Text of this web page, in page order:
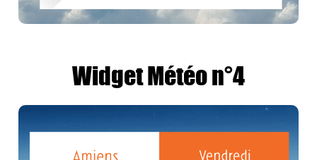
Widget Météo n°4